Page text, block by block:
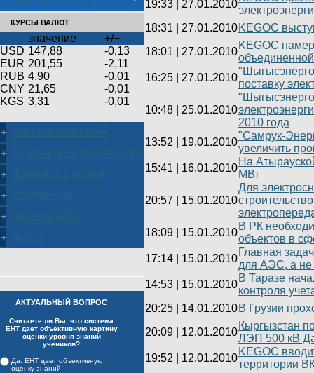
КУРСЫ ВАЛЮТ
значение
+/−
USD 147,88
-0,13
EUR 201,55
-2,11
RUB 4,90
-0,01
CNY 21,65
-0,01
KGS 3,31 -0,01
АКТУАЛЬНЫЙ ВОПРОС
Считаете ли Вы, что система
ЕНТ дает объективную картину
оценки уровня знаний
учеников?
Да. ЕНТ дает объективную
оценку знаний
19:33
27.01.2010
18:31
27.01.2010KEGOC
18:01
27.01.2010
KEGOC
16:25
27.01.2010
поставку
10:48 25.01.2010
2010 года
13:52
19.01.2010
"Самрук-
увеличить
15:41
16.01.2010
На
МВт
20:57 15.01.2010
Для
18:09
15.01.2010
В РК
объектов в
17:14
15.01.2010
Главная
для АЭС, а
14:53
15.01.2010
В Таразе
контроля
20:25
14.01.2010В Грузии
20:09
12.01.2010
Кыргызстан
ЛЭП 500 кВ
19:52
12.01.2010
KEGOC
территории